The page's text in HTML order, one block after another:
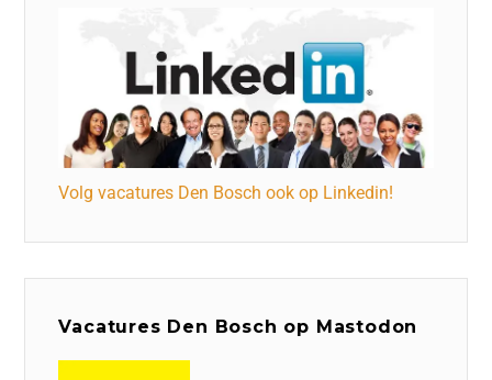
Volg vacatures Den Bosch ook op Linkedin!
Vacatures Den Bosch op Mastodon